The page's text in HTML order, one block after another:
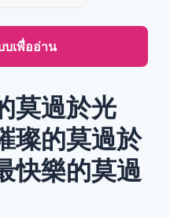
บเพื่ออ่าน
莫過於光
璨的莫過於
快樂的莫過